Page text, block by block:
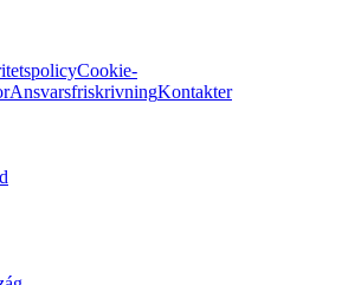
Cookie-
AnsvarsfriskrivningKontakter